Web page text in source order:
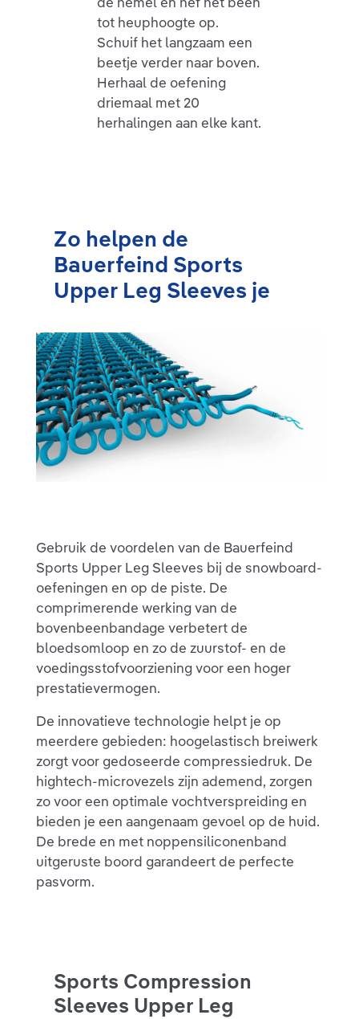
tot heuphoogte op.
Schuif het langzaam een
beetje verder naar boven.
Herhaal de oefening
driemaal met 20
herhalingen aan elke kant.
Zo helpen de
Bauerfeind Sports
Upper Leg Sleeves je
Gebruik de voordelen van de Bauerfeind
Sports Upper Leg Sleeves bij de snowboard-
oefeningen en op de piste. De
comprimerende werking van de
bovenbeenbandage verbetert de
bloedsomloop en zo de zuurstof- en de
voedingsstofvoorziening voor een hoger
prestatievermogen.
De innovatieve technologie helpt je op
meerdere gebieden: hoogelastisch breiwerk
zorgt voor gedoseerde compressiedruk. De
hightech-microvezels zijn ademend, zorgen
zo voor een optimale vochtverspreiding en
bieden je een aangenaam gevoel op de huid.
De brede en met noppensiliconenband
uitgeruste boord garandeert de perfecte
pasvorm.
Sports Compression
Sleeves Upper Leg